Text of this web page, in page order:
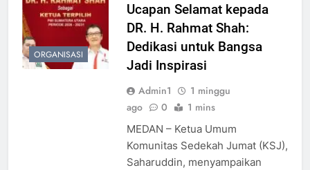
ORGANISASI
Ucapan Selamat kepada
DR. H. Rahmat Shah:
Dedikasi untuk Bangsa
Jadi Inspirasi
Admin1
1 minggu
ago
0 1 mins
MEDAN – Ketua Umum
Komunitas Sedekah Jumat (KSJ),
Saharuddin, menyampaikan